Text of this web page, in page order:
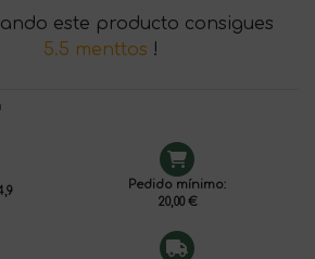
este producto consigues
5.5 menttos !
Pedido mínimo:
20,00 €